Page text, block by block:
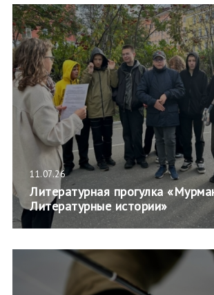
11.07.26
Литературная прогулка
Литературные истории»